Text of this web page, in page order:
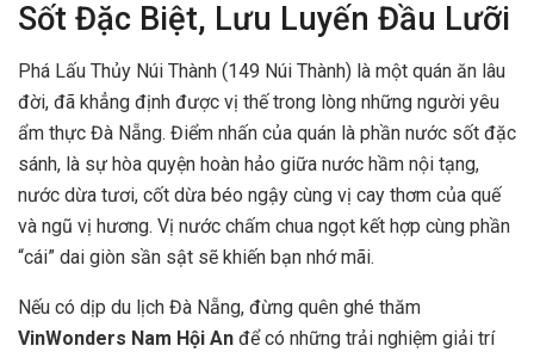
Sốt Đặc Biệt, Lưu Luyến Đầu Lưỡi
Phá Lấu Thủy Núi Thành (149 Núi Thành) là một quán ăn lâu
đời, đã khẳng định được vị thế trong lòng những người yêu
ẩm thực Đà Nẵng. Điểm nhấn của quán là phần nước sốt đặc
sánh, là sự hòa quyện hoàn hảo giữa nước hầm nội tạng,
nước dừa tươi, cốt dừa béo ngậy cùng vị cay thơm của quế
và ngũ vị hương. Vị nước chấm chua ngọt kết hợp cùng phần
“cái” dai giòn sần sật sẽ khiến bạn nhớ mãi.
Nếu có dịp du lịch Đà Nẵng, đừng quên ghé thăm
VinWonders Nam Hội An để có những trải nghiệm giải trí